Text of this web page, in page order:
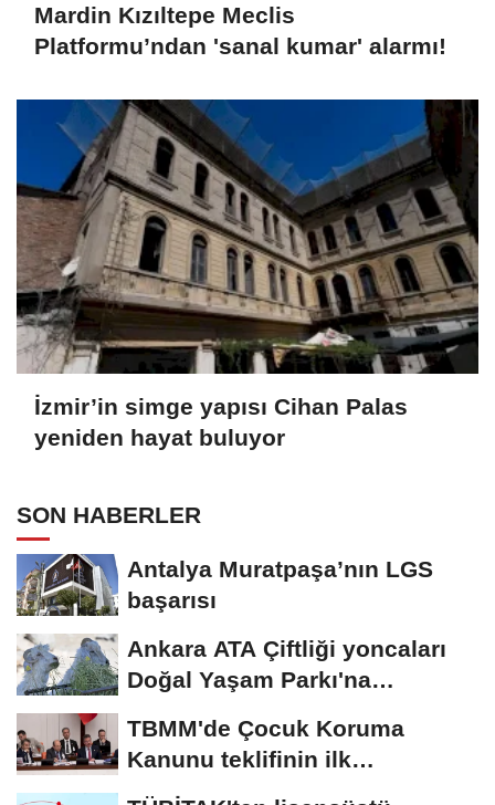
Mardin Kızıltepe Meclis
Platformu’ndan 'sanal kumar' alarmı!
İzmir’in simge yapısı Cihan Palas
yeniden hayat buluyor
SON HABERLER
Antalya Muratpaşa’nın LGS
başarısı
Ankara ATA Çiftliği yoncaları
Doğal Yaşam Parkı'na
TBMM'de Çocuk Koruma
Kanunu teklifinin ilk
görüşmeleri tamamlandı